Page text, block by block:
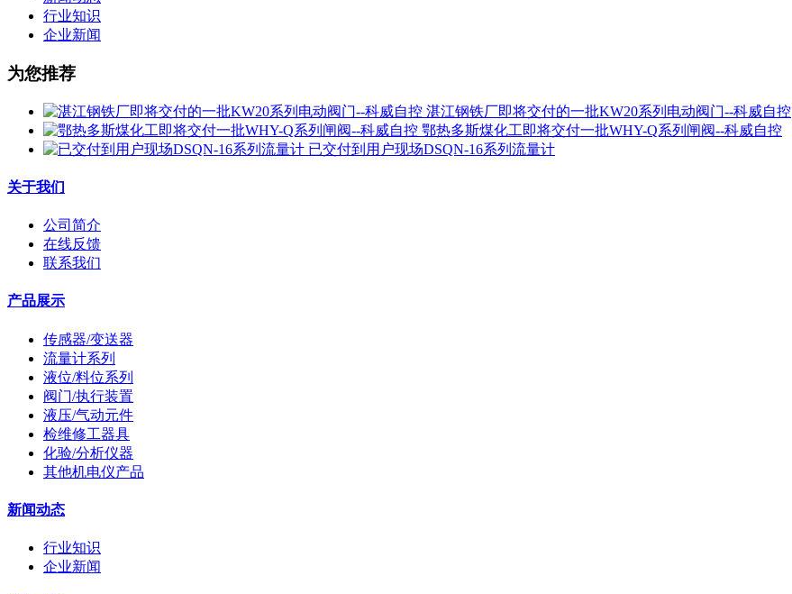
行业知识
企业新闻
为您推荐
湛江钢铁厂即将交付的一批KW20系列电动阀门--科威自控
鄂热多斯煤化工即将交付一批WHY-Q系列闸阀--科威自控
已交付到用户现场DSQN-16系列流量计
关于我们
公司简介
在线反馈
联系我们
产品展示
传感器/变送器
流量计系列
液位/料位系列
阀门/执行装置
液压/气动元件
检维修工器具
化验/分析仪器
其他机电仪产品
新闻动态
行业知识
企业新闻